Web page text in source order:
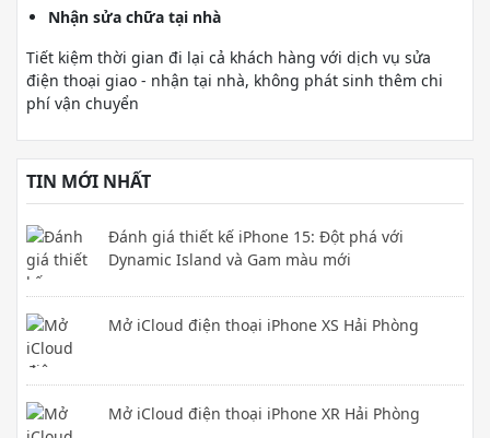
Nhận sửa chữa tại nhà
Tiết kiệm thời gian đi lại cả khách hàng với dịch vụ sửa
điện thoại giao - nhận tại nhà, không phát sinh thêm chi
phí vận chuyển
TIN MỚI NHẤT
Đánh giá thiết kế iPhone 15: Đột phá với
Dynamic Island và Gam màu mới
Mở iCloud điện thoại iPhone XS Hải Phòng
Mở iCloud điện thoại iPhone XR Hải Phòng